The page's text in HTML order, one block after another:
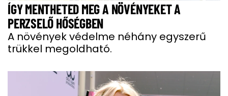
ÍGY MENTHETED MEG A NÖVÉNYEKET A
PERZSELŐ HŐSÉGBEN
A növények védelme néhány egyszerű
trükkel megoldható.